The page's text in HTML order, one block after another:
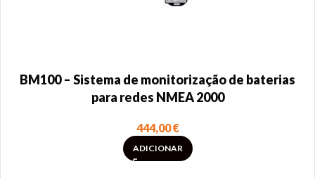
BM100 – Sistema de monitorização de baterias
para redes NMEA 2000
444,00€
ADICIONAR